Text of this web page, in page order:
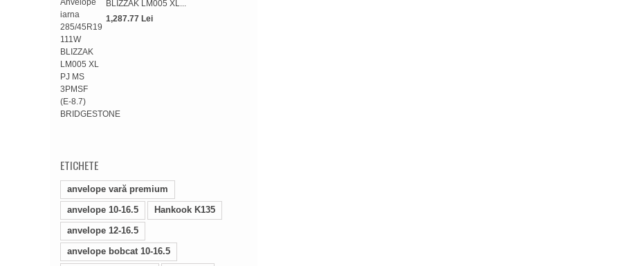
BLIZZAK LM005 XL...
1,287.77 Lei
ETICHETE
anvelope vară premium
anvelope 10-16.5
Hankook K135
anvelope 12-16.5
anvelope bobcat 10-16.5